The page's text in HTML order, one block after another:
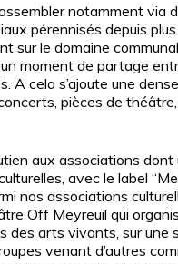
notamment via
pérennisés depuis
sur le domaine
moment de partage
A cela s’ajoute une dense
pièces de théâtre,
aux associations dont
avec le label
nos associations
Off Meyreuil qui
des arts vivants, sur une
venant d’autres